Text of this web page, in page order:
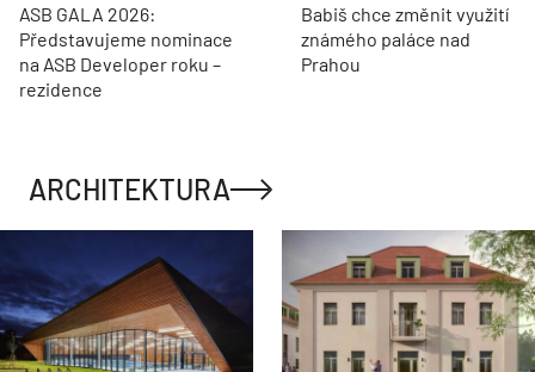
ASB GALA 2026:
Představujeme nominace
na ASB Developer roku –
rezidence
Babiš chce změnit využití
známého paláce nad
Prahou
ARCHITEKTURA